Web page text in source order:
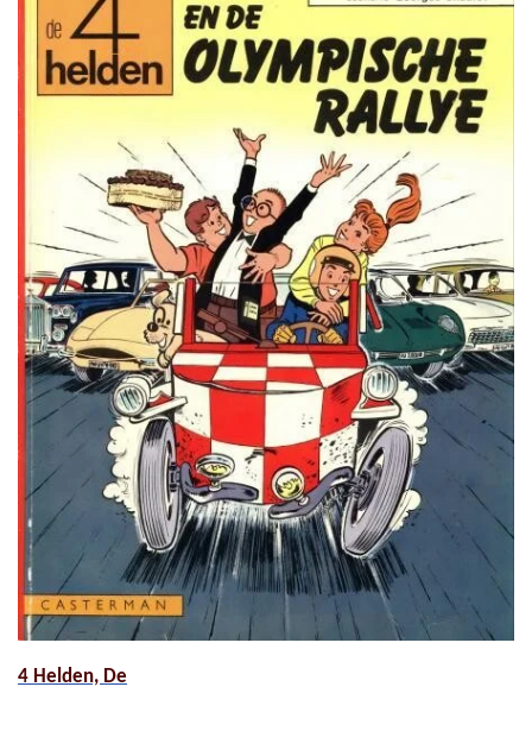
4 Helden, De